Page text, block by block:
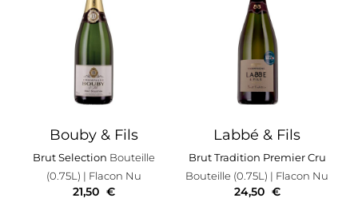
Bouby & Fils
Brut Selection Bouteille
(0.75L) | Flacon Nu
21,50 €
Labbé & Fils
Brut Tradition Premier Cru
Bouteille (0.75L) | Flacon Nu
24,50 €